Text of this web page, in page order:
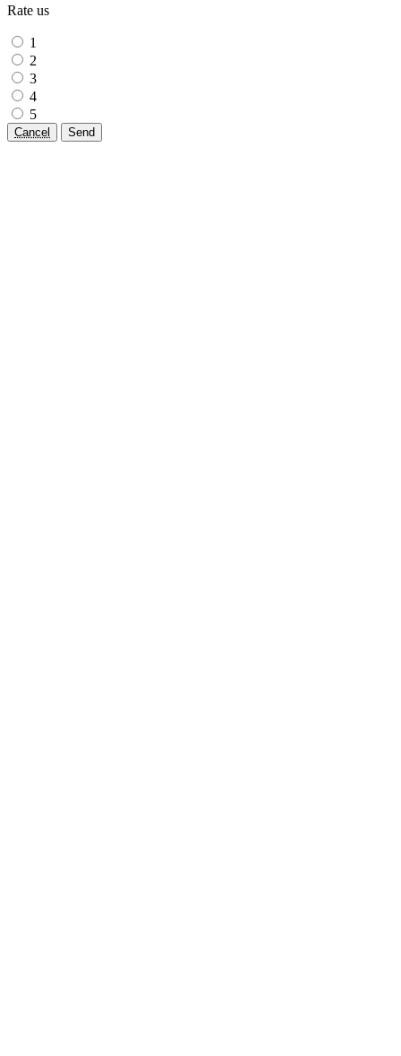
Rate us
1
2
3
4
5
Cancel Send